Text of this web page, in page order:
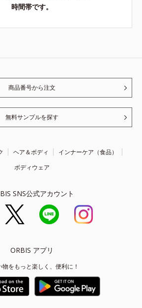
時間帯です。
商品番号から注文
無料サンプルを探す
ヘア＆ボディ
インナーケア（食品）
ボディウェア
SNS公式アカウント
ORBIS アプリ
物をもっと楽しく、便利に！